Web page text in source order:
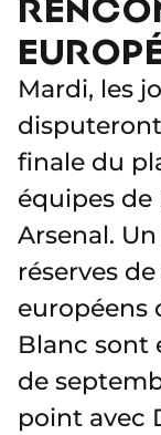
Mardi, les
finale du
équipes
Arsenal.
réserves
européens
Blanc sont
de
point avec